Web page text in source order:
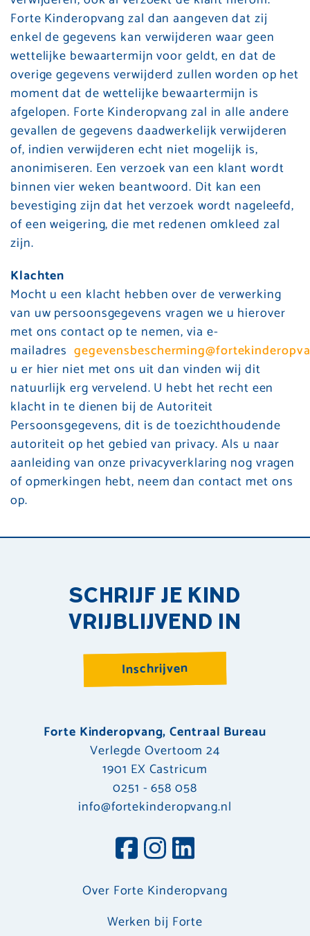
Forte Kinderopvang zal dan aangeven dat zij
enkel de gegevens kan verwijderen waar geen
wettelijke bewaartermijn voor geldt, en dat de
overige gegevens verwijderd zullen worden op het
moment dat de wettelijke bewaartermijn is
afgelopen. Forte Kinderopvang zal in alle andere
gevallen de gegevens daadwerkelijk verwijderen
of, indien verwijderen echt niet mogelijk is,
anonimiseren. Een verzoek van een klant wordt
binnen vier weken beantwoord. Dit kan een
bevestiging zijn dat het verzoek wordt nageleefd,
of een weigering, die met redenen omkleed zal
zijn.
Klachten
Mocht u een klacht hebben over de verwerking
van uw persoonsgegevens vragen we u hierover
met ons contact op te nemen, via e-
mailadres
u er hier niet met ons uit dan vinden wij dit
natuurlijk erg vervelend. U hebt het recht een
klacht in te dienen bij de Autoriteit
Persoonsgegevens, dit is de toezichthoudende
autoriteit op het gebied van privacy. Als u naar
aanleiding van onze privacyverklaring nog vragen
of opmerkingen hebt, neem dan contact met ons
op.
SCHRIJF JE KIND
VRIJBLIJVEND IN
Inschrijven
Forte Kinderopvang, Centraal Bureau
Verlegde Overtoom 24
1901 EX Castricum
0251 - 658 058
info@fortekinderopvang.nl
Over Forte Kinderopvang
Werken bij Forte